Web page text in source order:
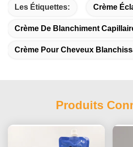
Les Étiquettes: Crème
Crème De Blanchiment
Crème Pour Cheveux
Produits